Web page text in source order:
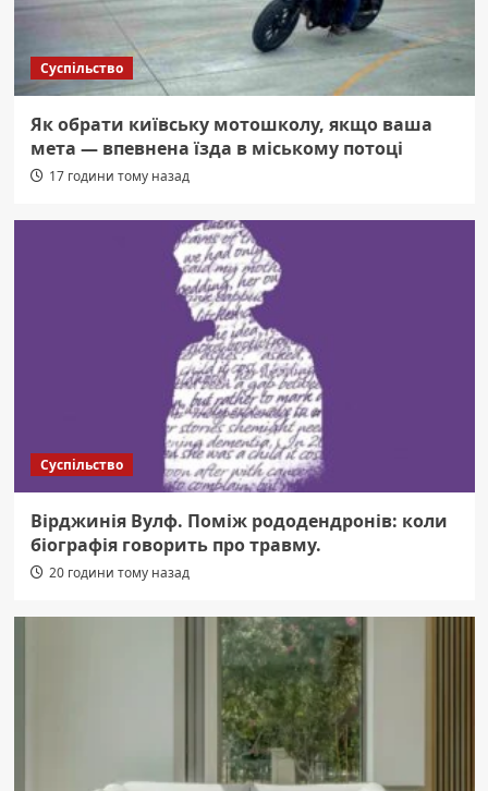
Суспільство
Як обрати київську мотошколу, якщо ваша
мета — впевнена їзда в міському потоці
17 години тому назад
Суспільство
Вірджинія Вулф. Поміж рододендронів: коли
біографія говорить про травму.
20 години тому назад